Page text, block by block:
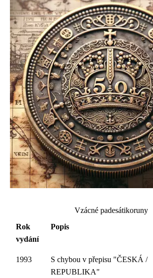
Vzácné padesátikoruny
Rok
vydání
Popis
1993
S chybou v přepisu "ČESKÁ /
REPUBLIKA"